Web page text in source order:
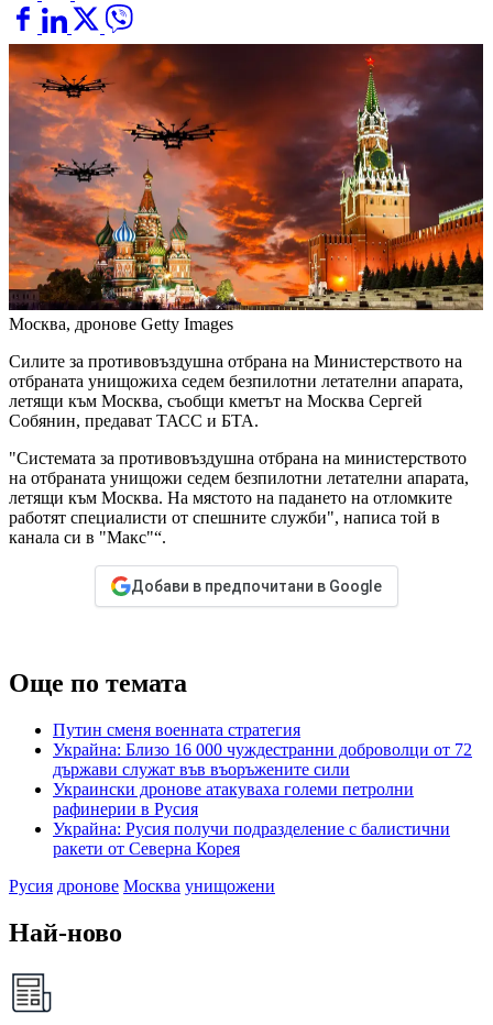
Москва, дронове Getty Images
Силите за противовъздушна отбрана на Министерството на
отбраната унищожиха седем безпилотни летателни апарата,
летящи към Москва, съобщи кметът на Москва Сергей
Собянин, предават ТАСС и БТА.
"Системата за противовъздушна отбрана на министерството
на отбраната унищожи седем безпилотни летателни апарата,
летящи към Москва. На мястото на падането на отломките
работят специалисти от спешните служби", написа той в
канала си в "Макс"“.
Добави в предпочитани в Google
Още по темата
Путин сменя военната стратегия
Украйна: Близо 16 000 чуждестранни доброволци от 72
държави служат във въоръжените сили
Украински дронове атакуваха големи петролни
рафинерии в Русия
Украйна: Русия получи подразделение с балистични
ракети от Северна Корея
Русия дронове Москва унищожени
Най-ново